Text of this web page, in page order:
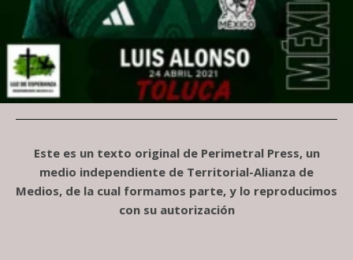
Este es un texto original de Perimetral Press, un
medio independiente de Territorial-Alianza de
Medios, de la cual formamos parte, y lo reproducimos
con su autorización